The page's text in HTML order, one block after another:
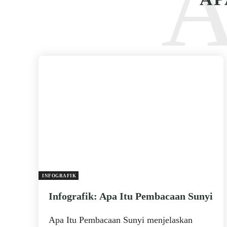
INFOGRAFIK
Infografik: Apa Itu Pembacaan Sunyi
Apa Itu Pembacaan Sunyi menjelaskan